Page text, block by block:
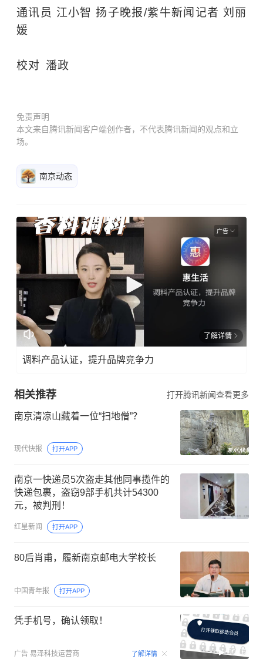
通讯员 江小智 扬子晚报/紫牛新闻记者 刘丽
媛
校对 潘政
免责声明
本文来自腾讯新闻客户端创作者，不代表腾讯新闻的观点和立
场。
南京动态
广告
了解详情
调料产品认证，提升品牌竞争力
相关推荐 打开腾讯新闻查看更多
南京清凉山藏着一位“扫地僧”？
现代快报 打开APP
南京一快递员5次盗走其他同事揽件的
快递包裹，盗窃9部手机共计54300
元，被判刑！
红星新闻 打开APP
80后肖甫，履新南京邮电大学校长
中国青年报 打开APP
凭手机号，确认领取！
广告 易泽科技运营商 了解详情 00:15